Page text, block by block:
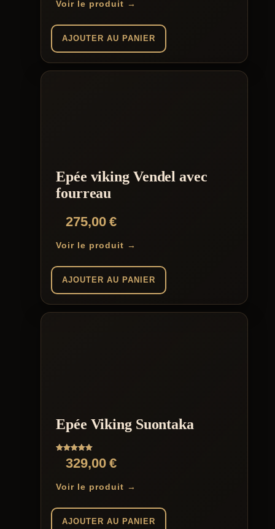
Voir le produit →
AJOUTER AU PANIER
Epée viking Vendel avec
fourreau
275,00€
Voir le produit →
AJOUTER AU PANIER
Epée Viking Suontaka
Note
5.00329,00€
Voir le produit →
AJOUTER AU PANIER